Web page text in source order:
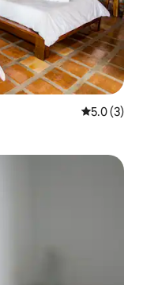
Penarafan
5.0 (3)